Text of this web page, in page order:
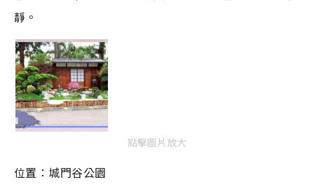
靜。
點擊圖片放大
位置：城門谷公園